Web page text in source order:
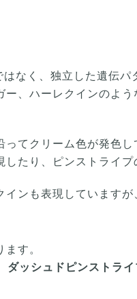
なく、独立した遺伝パ
、ハーレクインのよ
てクリーム色が発色し
たり、ピンストライプ
ンも表現していますが
す。
ダッシュドピンストラ